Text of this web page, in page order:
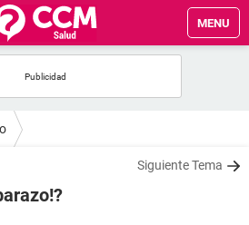
MENU
Siguiente Tema